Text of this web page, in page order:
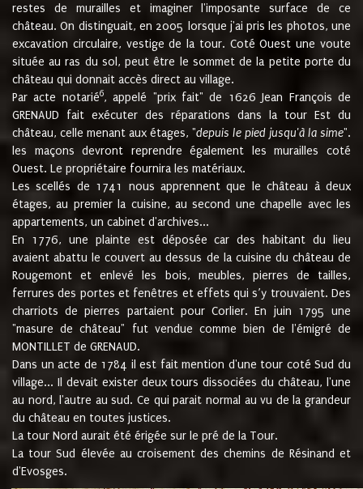
restes de murailles et imaginer l'imposante surface de ce
château. On distinguait, en 2005 lorsque j'ai pris les photos, une
excavation circulaire, vestige de la tour. Coté Ouest une voute
située au ras du sol, peut être le sommet de la petite porte du
château qui donnait accès direct au village.
Par acte notarié6, appelé "prix fait" de 1626 Jean François de
GRENAUD fait exécuter des réparations dans la tour Est du
château, celle menant aux étages, "depuis le pied jusqu'à la sime".
les maçons devront reprendre également les murailles coté
Ouest. Le propriétaire fournira les matériaux.
Les scellés de 1741 nous apprennent que le château à deux
étages, au premier la cuisine, au second une chapelle avec les
appartements, un cabinet d'archives...
En 1776, une plainte est déposée car des habitant du lieu
avaient abattu le couvert au dessus de la cuisine du château de
Rougemont et enlevé les bois, meubles, pierres de tailles,
ferrures des portes et fenêtres et effets qui s’y trouvaient. Des
charriots de pierres partaient pour Corlier. En juin 1795 une
"masure de château" fut vendue comme bien de l'émigré de
MONTILLET de GRENAUD.
Dans un acte de 1784 il est fait mention d'une tour coté Sud du
village... Il devait exister deux tours dissociées du château, l'une
au nord, l'autre au sud. Ce qui parait normal au vu de la grandeur
du château en toutes justices.
La tour Nord aurait été érigée sur le pré de la Tour.
La tour Sud élevée au croisement des chemins de Résinand et
d'Evosges.